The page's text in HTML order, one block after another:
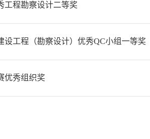
工程勘察设计二等奖
设工程（勘察设计）优秀QC小组一等奖
优秀组织奖